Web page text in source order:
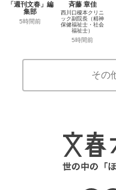
「週刊文春」編
集部
5時間前
斉藤 章佳
西川口榎本クリニ
ック副院長（精神
保健福祉士・社会
福祉士）
5時間前
その